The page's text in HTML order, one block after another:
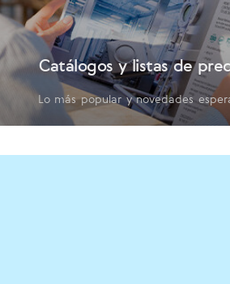
Catálogos y listas de
Lo más popular y novedades